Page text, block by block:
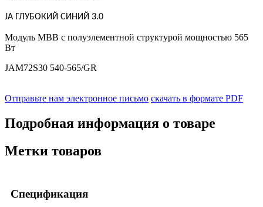
JA ГЛУБОКИЙ СИНИЙ 3.0
Модуль MBB с полуэлементной структурой мощностью 565
Вт
JAM72S30 540-565/GR
Отправьте нам электронное письмо скачать в формате PDF
Подробная информация о товаре
Метки товаров
Спецификация